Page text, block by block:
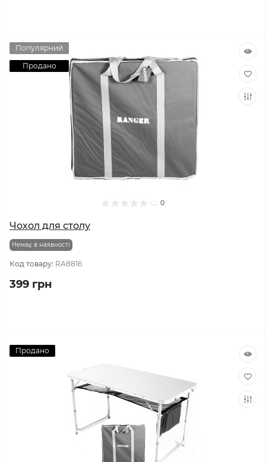
Популярний
Продано
0
Чохол для столу
Немає в наявності
Код товару: RA8816
399 грн
Продано